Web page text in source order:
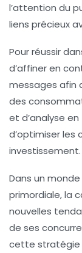
l’attention du
liens précieux
Pour réussir
d’affiner en
messages afin
des
et d’analyse
d’optimiser les
investissement.
Dans un
primordiale, la
nouvelles
de ses
cette stratégie